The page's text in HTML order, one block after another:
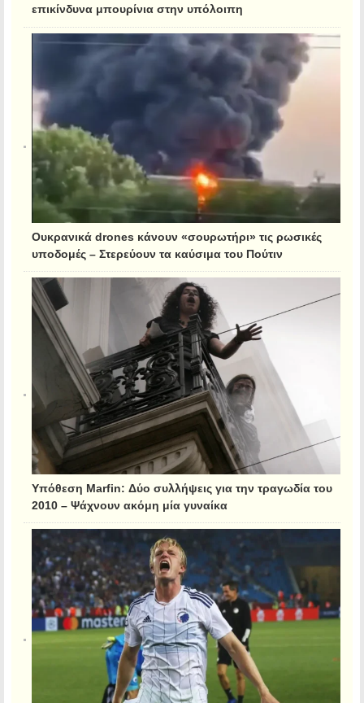
επικίνδυνα μπουρίνια στην υπόλοιπη
Ουκρανικά drones κάνουν «σουρωτήρι» τις ρωσικές
υποδομές – Στερεύουν τα καύσιμα του Πούτιν
Υπόθεση Marfin: Δύο συλλήψεις για την τραγωδία του
2010 – Ψάχνουν ακόμη μία γυναίκα